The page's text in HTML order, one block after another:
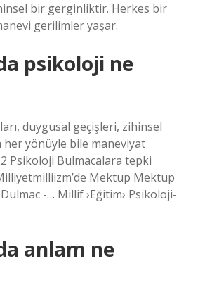
bir gerginliktir. Herkes bir
gerilimler yaşar.
psikoloji ne
duygusal geçişleri, zihinsel
yönüyle bile maneviyat
Psikoloji Bulmacalara tepki
Mektup Mektup
-… Millif ›Eğitim› Psikoloji-
anlam ne